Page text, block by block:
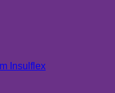
Insulflex